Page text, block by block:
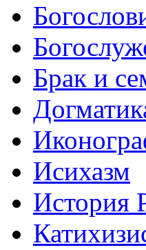
Брак и
Исихазм
История